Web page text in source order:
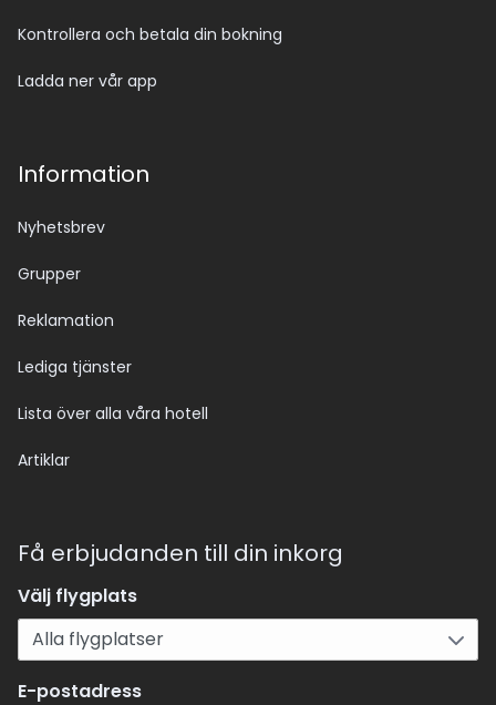
Kontrollera och betala din bokning
Ladda ner vår app
Information
Nyhetsbrev
Grupper
Reklamation
Lediga tjänster
Lista över alla våra hotell
Artiklar
Få erbjudanden till din inkorg
Välj flygplats
E-postadress